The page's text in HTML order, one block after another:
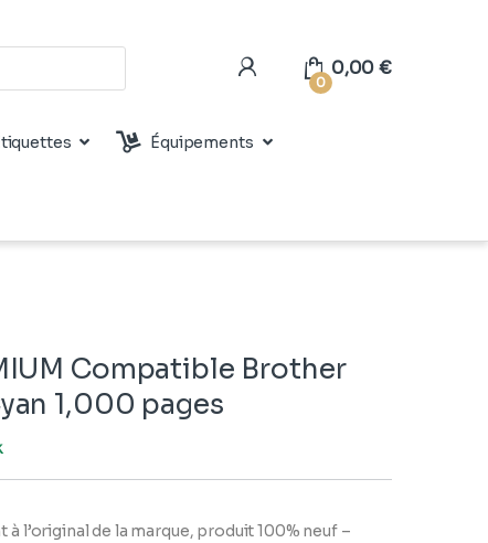
0
0,00€
Équipements
Compatible Brother
1,000 pages
à l’original de la marque, produit 100% neuf –